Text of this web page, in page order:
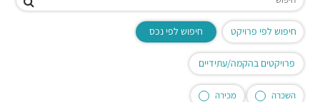
חיפוש לפי פרויקט חיפוש לפי נכס
פרויקטים בהקמה/עתידיים
השכרה מכירה